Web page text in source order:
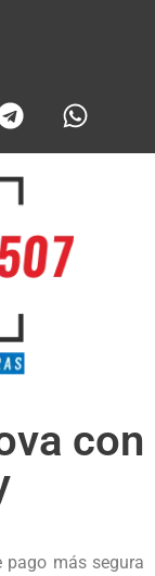
con
pago más segura